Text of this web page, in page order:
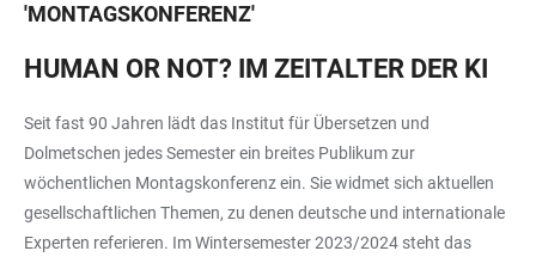
'MONTAGSKONFERENZ'
HUMAN OR NOT? IM ZEITALTER DER KI
Seit fast 90 Jahren lädt das Institut für Übersetzen und
Dolmetschen jedes Semester ein breites Publikum zur
wöchentlichen Montagskonferenz ein. Sie widmet sich aktuellen
gesellschaftlichen Themen, zu denen deutsche und internationale
Experten referieren. Im Wintersemester 2023/2024 steht das